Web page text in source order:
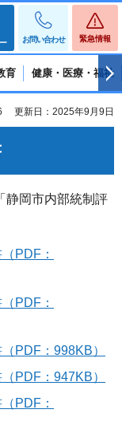
お問い合わせ 緊急情報
育 健康・医療・福祉
更新日：2025年9月9日
静岡市内部統制評
PDF：
PDF：
PDF：998KB）
PDF：947KB）
PDF：